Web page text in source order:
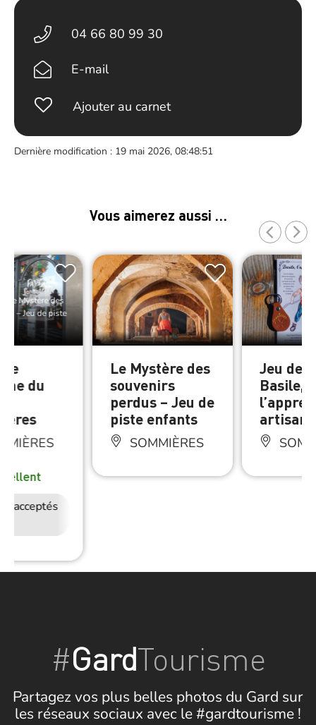
04 66 80 99 30
E-mail
Ajouter au carnet
Dernière modification : 19 mai 2026, 08:48:51
Vous aimerez aussi …
Le Mystère des
– Jeu de piste
du
acceptés
Le Mystère des
souvenirs
perdus – Jeu de
piste enfants
SOMMIÈRES
Jeu de
Basile,
artisan
#GardTourisme
Partagez vos plus belles photos du Gard sur
les réseaux sociaux avec le #gardtourisme !